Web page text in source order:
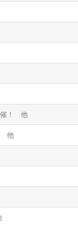
催！ 他
他